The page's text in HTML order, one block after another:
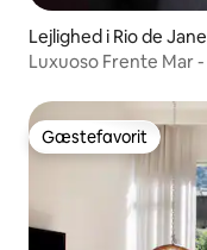
Lejlighed i Rio de
Luxuoso Frente Mar
Gæstefavorit
Gæstefavorit